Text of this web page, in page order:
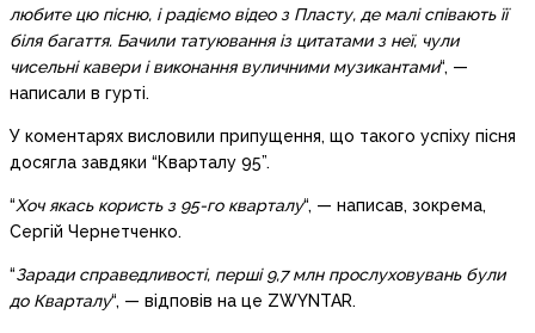
любите цю пісню, і радіємо відео з Пласту, де малі співають її
біля багаття. Бачили татуювання із цитатами з неї, чули
чисельні кавери і виконання вуличними музикантами“, —
написали в гурті.
У коментарях висловили припущення, що такого успіху пісня
досягла завдяки “Кварталу 95”.
“Хоч якась користь з 95-го кварталу“, — написав, зокрема,
Сергій Чернетченко.
“Заради справедливості, перші 9,7 млн прослуховувань були
до Кварталу“, — відповів на це ZWYNTAR.